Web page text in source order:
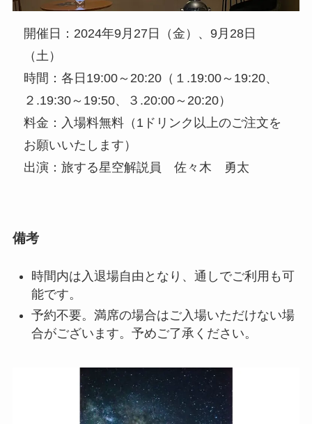
開催日：2024年9月27日（金）、9月28日
（土）
時間：各日19:00～20:20（１.19:00～19:20、
２.19:30～19:50、３.20:00～20:20）
料金：入場料無料（1ドリンク以上のご注文を
お願いいたします）
出演：旅する星空解説員 佐々木 勇太
備考
時間内は入退場自由となり、通しでご利用も可
能です。
予約不要。満席の場合はご入場いただけない場
合がございます。予めご了承ください。